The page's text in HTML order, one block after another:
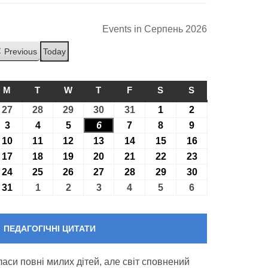
Events in Серпень 2026
Previous Today
M ПОНЕДІЛОК
T ВІВТОРОК
WСЕРЕДА
T ЧЕТВЕР
FП’ЯТНИЦЯ
S СУБОТА
S
27 27.07.2026
28 28.07.2026
29 29.07.2026
30 30.07.2026
3131.07.2026
1 01.08.2026
2
303.08.2026
404.08.2026
505.08.2026
606.08.2026
7 07.08.2026
8 08.08.2026
9
10 10.08.2026
11 11.08.2026
12 12.08.2026
13 13.08.2026
1414.08.2026
1515.08.2026
1616.08.2026
17 17.08.2026
18 18.08.2026
19 19.08.2026
20 20.08.2026
2121.08.2026
2222.08.2026
2323.08.2026
24 24.08.2026
25 25.08.2026
26 26.08.2026
27 27.08.2026
2828.08.2026
2929.08.2026
3030.08.2026
31 31.08.2026
101.09.2026
202.09.2026
303.09.2026
4 04.09.2026
5 05.09.2026
6
ПЕДАГОГІЧНІ ЦИТАТИ
повні милих дітей, але світ сповнений